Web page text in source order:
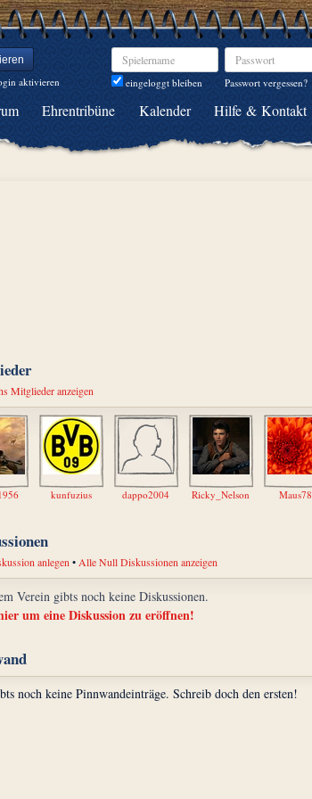
aktivieren
Spielername
eingeloggt bleiben
Passwort
Passwort vergessen?
Ehrentribüne Kalender Hilfe & Kontakt
Mitglieder anzeigen
kunfuzius dappo2004 Ricky_Nelson Maus78
anlegen•Alle Null Diskussionen anzeigen
Verein gibts noch keine Diskussionen.
um eine Diskussion zu eröffnen!
noch keine Pinnwandeinträge. Schreib doch den ersten!